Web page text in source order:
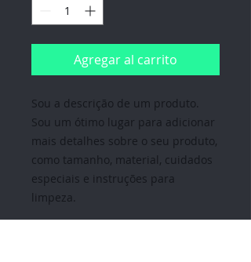
Agregar al carrito
Sou a descrição de um produto.
Sou um ótimo lugar para adicionar
mais detalhes sobre o seu produto,
como tamanho, material, cuidados
especiais e instruções para
limpeza.